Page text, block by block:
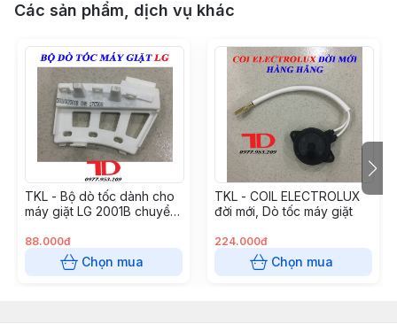
Các sản phẩm, dịch vụ khác
TKL - Bộ dò tốc dành cho
máy giặt LG 2001B chuyển
88.000đ
Chọn mua
TKL - COIL ELECTROLUX
đời mới, Dò tốc máy giặt
224.000đ
Chọn mua